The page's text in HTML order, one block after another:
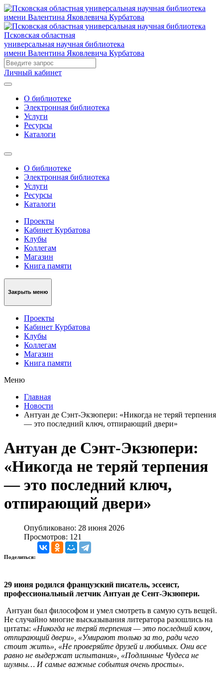
Псковская областная
универсальная научная библиотека
имени Валентина Яковлевича Курбатова
Личный кабинет
О библиотеке
Электронная библиотека
Услуги
Ресурсы
Каталоги
О библиотеке
Электронная библиотека
Услуги
Ресурсы
Каталоги
Проекты
Кабинет Курбатова
Клубы
Коллегам
Магазин
Книга памяти
Закрыть меню
Проекты
Кабинет Курбатова
Клубы
Коллегам
Магазин
Книга памяти
Меню
Главная
Новости
Антуан де Сэнт-Экзюпери: «Никогда не теряй терпения
— это последний ключ, отпирающий двери»
Антуан де Сэнт-Экзюпери:
«Никогда не теряй терпения
— это последний ключ,
отпирающий двери»
Опубликовано: 28 июня 2026
Просмотров: 121
Поделиться:
29 июня родился французский писатель, эссеист,
профессиональный летчик Антуан де Сент-Экзюпери.
Антуан был философом и умел смотреть в самую суть вещей.
Не случайно многие высказывания литератора разошлись на
цитаты: «Никогда не теряй терпения — это последний ключ,
отпирающий двери», «Умирают только за то, ради чего
стоит жить», «Не проверяйте друзей и любимых. Они все
равно не выдержат испытания», «Подлинные Чудеса не
шумны… И самые важные события очень просты».